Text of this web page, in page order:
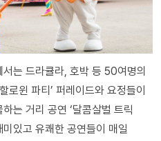
는 드라큘라, 호박 등 50여명의
로윈 파티’ 퍼레이드와 요정들이
는 거리 공연 ‘달콤살벌 트릭
있고 유쾌한 공연들이 매일